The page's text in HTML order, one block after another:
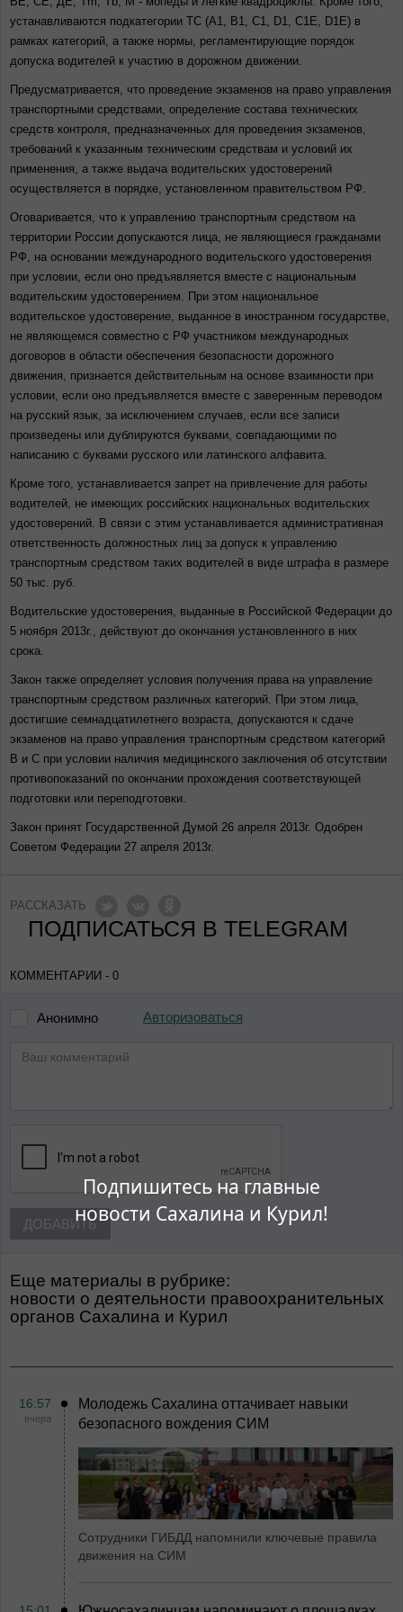
Подпишитесь на главные
новости Сахалина и Курил!
устанавливаются подкатегории ТС (А1, B1, C1, D1, C1E, D1E) в
рамках категорий, а также нормы, регламентирующие порядок
допуска водителей к участию в дорожном движении.
Предусматривается, что проведение экзаменов на право управления
транспортными средствами, определение состава технических
средств контроля, предназначенных для проведения экзаменов,
требований к указанным техническим средствам и условий их
применения, а также выдача водительских удостоверений
осуществляется в порядке, установленном правительством РФ.
Оговаривается, что к управлению транспортным средством на
территории России допускаются лица, не являющиеся гражданами
РФ, на основании международного водительского удостоверения
при условии, если оно предъявляется вместе с национальным
водительским удостоверением. При этом национальное
водительское удостоверение, выданное в иностранном государстве,
не являющемся совместно с РФ участником международных
договоров в области обеспечения безопасности дорожного
движения, признается действительным на основе взаимности при
условии, если оно предъявляется вместе с заверенным переводом
на русский язык, за исключением случаев, если все записи
произведены или дублируются буквами, совпадающими по
написанию с буквами русского или латинского алфавита.
Кроме того, устанавливается запрет на привлечение для работы
водителей, не имеющих российских национальных водительских
удостоверений. В связи с этим устанавливается административная
ответственность должностных лиц за допуск к управлению
транспортным средством таких водителей в виде штрафа в размере
50 тыс. руб.
Водительские удостоверения, выданные в Российской Федерации до
5 ноября 2013г., действуют до окончания установленного в них
срока.
Закон также определяет условия получения права на управление
транспортным средством различных категорий. При этом лица,
достигшие семнадцатилетнего возраста, допускаются к сдаче
экзаменов на право управления транспортным средством категорий
В и С при условии наличия медицинского заключения об отсутствии
противопоказаний по окончании прохождения соответствующей
подготовки или переподготовки.
Закон принят Государственной Думой 26 апреля 2013г. Одобрен
Советом Федерации 27 апреля 2013г.
РАССКАЗАТЬ
ПОДПИСАТЬСЯ В TELEGRAM
КОММЕНТАРИИ - 0
Анонимно Авторизоваться
ДОБАВИТЬ
Еще материалы в рубрике:
Новости о деятельности правоохранительных
органов Сахалина и Курил
16:57
вчера
Молодежь Сахалина оттачивает навыки
безопасного вождения СИМ
Сотрудники ГИБДД напомнили ключевые правила
движения на СИМ